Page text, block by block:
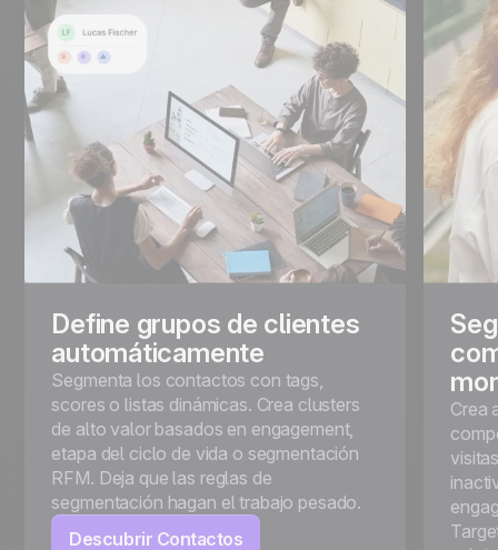
Define grupos de clientes
automáticamente
Segmenta los contactos con tags,
scores o listas dinámicas. Crea clusters
de alto valor basados en engagement,
etapa del ciclo de vida o segmentación
RFM. Deja que las reglas de
segmentación hagan el trabajo pesado.
Descubrir Contactos
Crea